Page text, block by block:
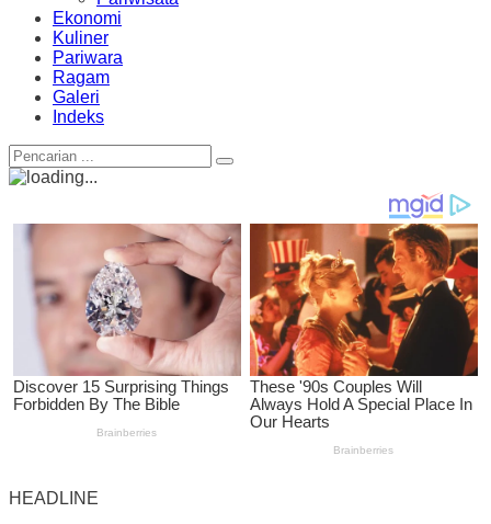
Ekonomi
Kuliner
Pariwara
Ragam
Galeri
Indeks
HEADLINE